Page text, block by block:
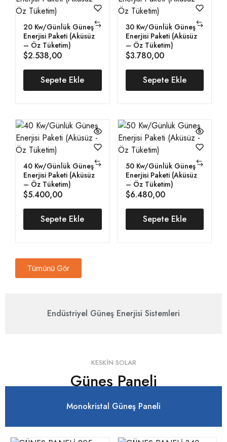
Endüstriyel Güneş Enerjisi Sistemleri
20 Kw/Günlük Güneş
Enerjisi Paketi (Aküsüz
– Öz Tüketim)
$2.538,00
Sepete Ekle
30 Kw/Günlük Güneş
Enerjisi Paketi (Aküsüz
– Öz Tüketim)
$3.780,00
Sepete Ekle
40 Kw/Günlük Güneş
Enerjisi Paketi (Aküsüz
– Öz Tüketim)
$5.400,00
Sepete Ekle
50 Kw/Günlük Güneş
Enerjisi Paketi (Aküsüz
– Öz Tüketim)
$6.480,00
Sepete Ekle
Tümünü Gör
KESKIN SOLAR
Güneş Paneli
Monokristal Güneş Paneli